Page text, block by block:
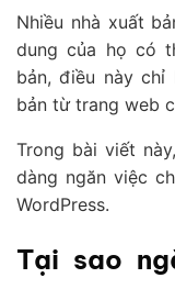
Nhiều nhà xuất
dung của họ có
bản, điều này chỉ
bản từ trang web
Trong bài viết
dàng ngăn việc
WordPress.
Tại sao